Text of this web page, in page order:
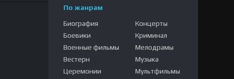
По жанрам
Биография
Боевики
Военные фильмы
Вестерн
Церемонии
Концерты
Криминал
Мелодрамы
Музыка
Мультфильмы